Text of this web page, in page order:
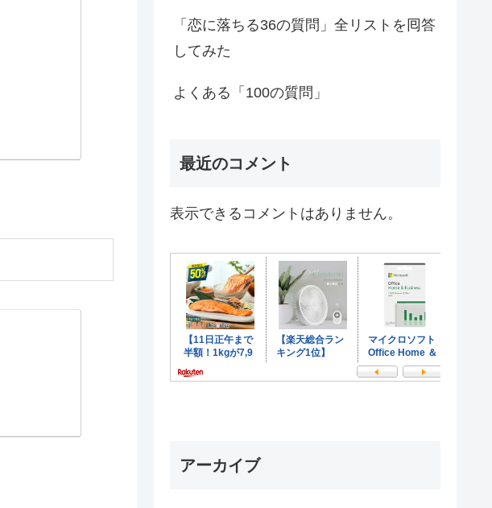
「恋に落ちる36の質問」全リストを囘答
してみた
よくある「100の質問」
最近のコメント
表示できるコメントはありません。
アーカイブ